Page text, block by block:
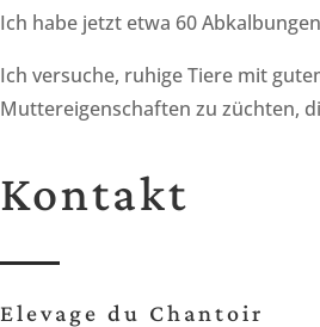
Ich habe jetzt etwa 60
Ich versuche, ruhige Tiere mit
Muttereigenschaften zu züchten,
Kontakt
Elevage du Chantoir